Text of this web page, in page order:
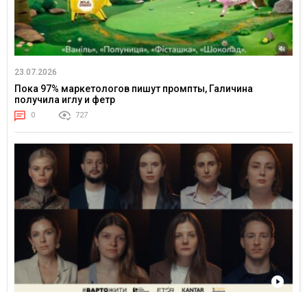
23.07.2026
Пока 97% маркетологов пишут промпты, Галичина
получила иглу и фетр
0 727